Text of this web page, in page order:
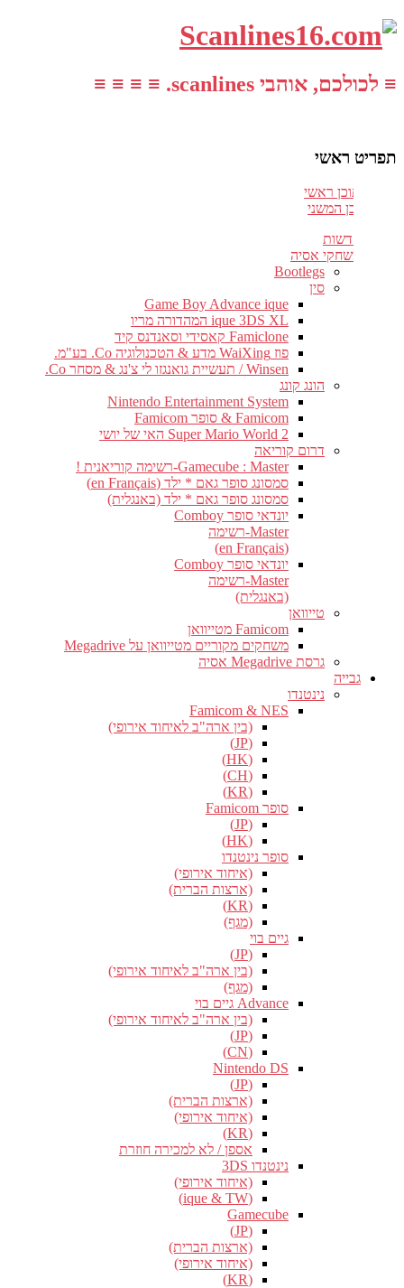
≡ לכולכם, אוהבי scanlines. ≡ ≡ ≡ ≡
תפריט ראשי
עבור לתוכן ראשי
דלג לתוכן המשני
חדשות
משחקי אסיה
Bootlegs
סין
Game Boy Advance ique
ique 3DS XL המהדורה מריו
Famiclone קאסידי וסאנדנס קיד
פוז WaiXing מדע & הטכנולוגיה Co. בע"מ.
Winsen / תעשיית גואנגזו לי צ'נג & מסחר Co.
הונג קונג
Nintendo Entertainment System
Famicom & סופר Famicom
Super Mario World 2 האי של יושי
דרום קוריאה
Gamecube : Master-רשימה קוריאנית !
סמסונג סופר גאם * ילד (en Français)
סמסונג סופר גאם * ילד (באנגלית)
יונדאי סופר Comboy
Master-רשימה
(en Français)
יונדאי סופר Comboy
Master-רשימה
(באנגלית)
טייוואן
Famicom מטייוואן
משחקים מקוריים מטייוואן על Megadrive
גרסת Megadrive אסיה
גבייה
נינטנדו
Famicom & NES
(בין ארה"ב לאיחוד אירופי)
(JP)
(HK)
(CH)
(KR)
סופר Famicom
(JP)
(HK)
סופר נינטנדו
(איחוד אירופי)
(ארצות הברית)
(KR)
(מגף)
גיים בוי
(JP)
(בין ארה"ב לאיחוד אירופי)
(מגף)
Advance גיים בוי
(בין ארה"ב לאיחוד אירופי)
(JP)
(CN)
Nintendo DS
(JP)
(ארצות הברית)
(איחוד אירופי)
(KR)
אספן / לא למכירה חוזרת
נינטנדו 3DS
(איחוד אירופי)
(ique & TW)
Gamecube
(JP)
(ארצות הברית)
(איחוד אירופי)
(KR)